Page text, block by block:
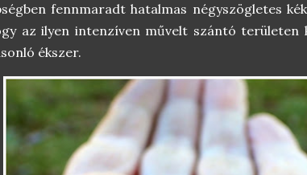
fennmaradt hatalmas négyszögletes
az ilyen intenzíven művelt szántó területen
ékszer.